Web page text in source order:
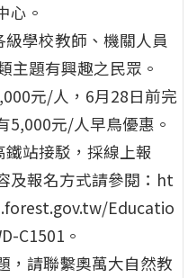
心。
學校教師、機關人員
主題有興趣之民眾。
元/人，6月28日前完
5,000元/人早鳥優惠。
站接駁，採線上報
及報名方式請參閱：ht
Educatio
C1501。
，請聯繫奧萬大自然教